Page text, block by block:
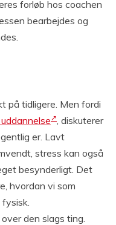
forløb hos coachen
bearbejdes og
på tidligere. Men fordi
, diskuterer
er. Lavt
stress kan også
besynderligt. Det
hvordan vi som
den slags ting.